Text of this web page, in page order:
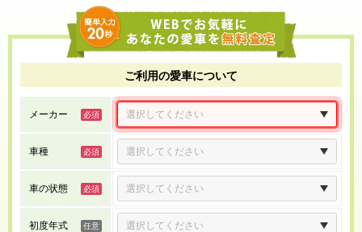
ご利用の愛車について
メーカー
車種
車の状態
初度年式